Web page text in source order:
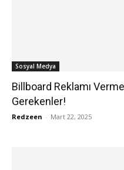
Sosyal Medya
Billboard Reklamı
Gerekenler!
Redzeen - Mart 22, 2025